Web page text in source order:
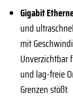
Gigabit
und
mit
Unverzichtbar
und lag-freie
Grenzen stößt.